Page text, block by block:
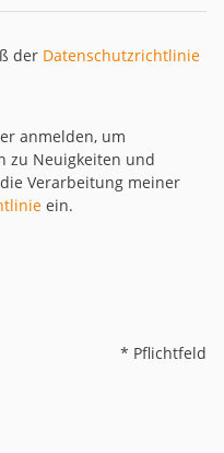
der Datenschutzrichtlinie
anmelden, um
zu Neuigkeiten und
Verarbeitung meiner
ein.
* Pflichtfeld